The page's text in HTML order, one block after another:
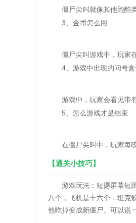
僵尸尖叫就像其他跑酷类
3、金币怎么用
僵尸尖叫游戏中，玩家在
4、游戏中出现的问号盒
游戏中，玩家会看见带有
5、怎么游戏才是结束
在僵尸尖叫中，玩家每咬
【通关小技巧】
游戏玩法：短摁屏幕短跳
八个，飞机是十六个，坦克
他吃掉变成新僵尸。可以说